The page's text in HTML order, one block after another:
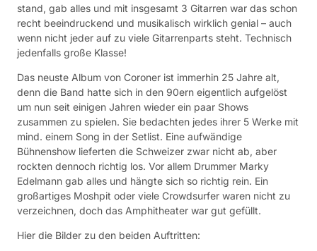
stand, gab alles und mit insgesamt 3 Gitarren war das schon
recht beeindruckend und musikalisch wirklich genial – auch
wenn nicht jeder auf zu viele Gitarrenparts steht. Technisch
jedenfalls große Klasse!
Das neuste Album von Coroner ist immerhin 25 Jahre alt,
denn die Band hatte sich in den 90ern eigentlich aufgelöst
um nun seit einigen Jahren wieder ein paar Shows
zusammen zu spielen. Sie bedachten jedes ihrer 5 Werke mit
mind. einem Song in der Setlist. Eine aufwändige
Bühnenshow lieferten die Schweizer zwar nicht ab, aber
rockten dennoch richtig los. Vor allem Drummer Marky
Edelmann gab alles und hängte sich so richtig rein. Ein
großartiges Moshpit oder viele Crowdsurfer waren nicht zu
verzeichnen, doch das Amphitheater war gut gefüllt.
Hier die Bilder zu den beiden Auftritten: